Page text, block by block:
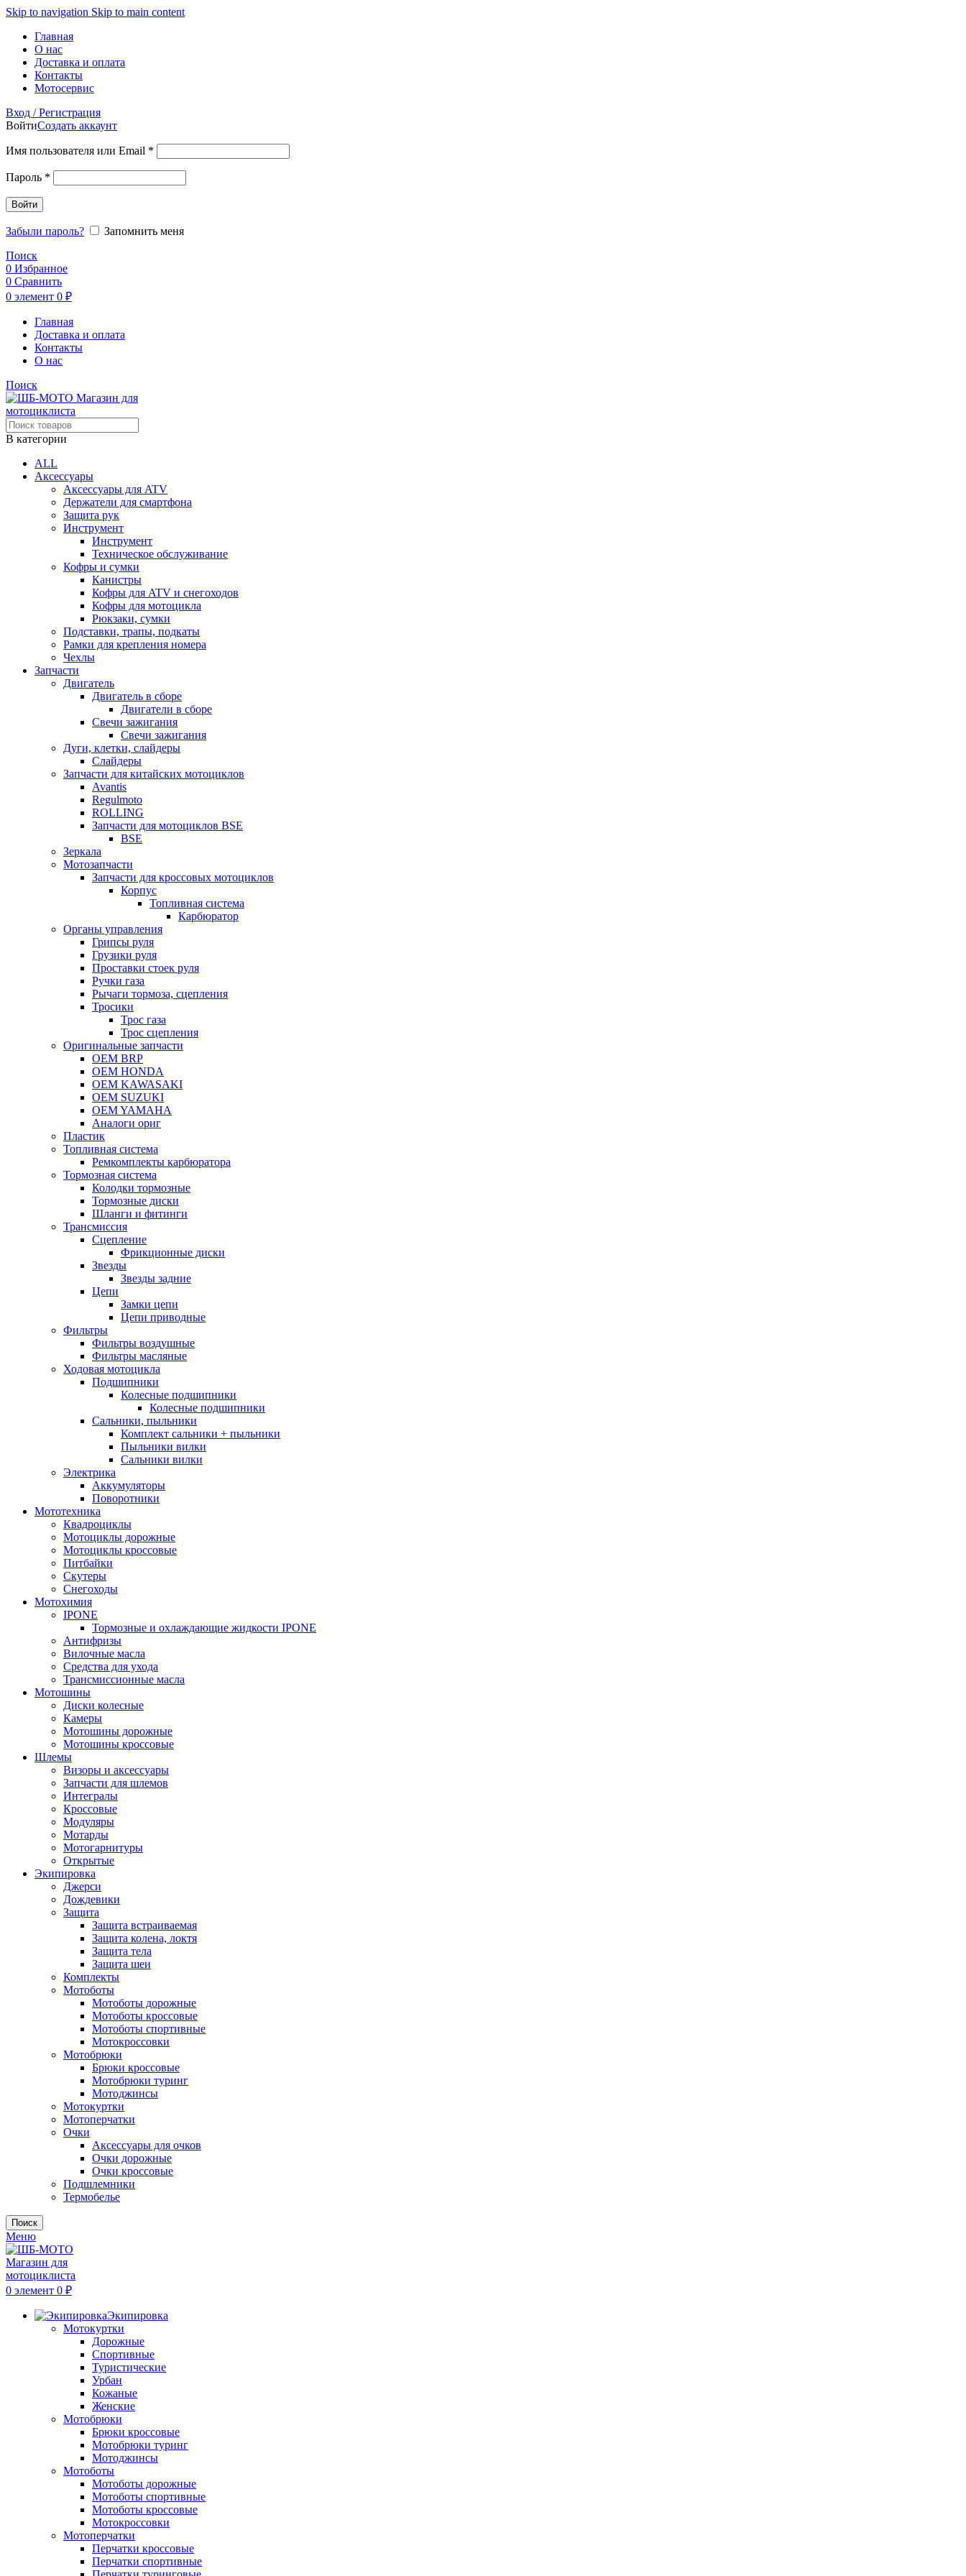
Skip to navigation Skip to main content
Главная
О нас
Доставка и оплата
Контакты
Мотосервис
Вход / Регистрация
ВойтиСоздать аккаунт
Имя пользователя или Email *
Пароль *
Войти
Забыли пароль?
Запомнить меня
Поиск
0 Избранное
0 Сравнить
0 элемент 0 ₽
Главная
Доставка и оплата
Контакты
О нас
Поиск
В категории
ALL
Аксессуары
Аксессуары для ATV
Держатели для смартфона
Защита рук
Инструмент
Инструмент
Техническое обслуживание
Кофры и сумки
Канистры
Кофры для ATV и снегоходов
Кофры для мотоцикла
Рюкзаки, сумки
Подставки, трапы, подкаты
Рамки для крепления номера
Чехлы
Запчасти
Двигатель
Двигатель в сборе
Двигатели в сборе
Свечи зажигания
Свечи зажигания
Дуги, клетки, слайдеры
Слайдеры
Запчасти для китайских мотоциклов
Avantis
Regulmoto
ROLLING
Запчасти для мотоциклов BSE
BSE
Зеркала
Мотозапчасти
Запчасти для кроссовых мотоциклов
Корпус
Топливная система
Карбюратор
Органы управления
Грипсы руля
Грузики руля
Проставки стоек руля
Ручки газа
Рычаги тормоза, сцепления
Тросики
Трос газа
Трос сцепления
Оригинальные запчасти
OEM BRP
OEM HONDA
OEM KAWASAKI
OEM SUZUKI
OEM YAMAHA
Аналоги ориг
Пластик
Топливная система
Ремкомплекты карбюратора
Тормозная система
Колодки тормозные
Тормозные диски
Шланги и фитинги
Трансмиссия
Cцепление
Фрикционные диски
Звезды
Звезды задние
Цепи
Замки цепи
Цепи приводные
Фильтры
Фильтры воздушные
Фильтры масляные
Ходовая мотоцикла
Подшипники
Колесные подшипники
Колесные подшипники
Сальники, пыльники
Комплект сальники + пыльники
Пыльники вилки
Сальники вилки
Электрика
Аккумуляторы
Поворотники
Мототехника
Квадроциклы
Мотоциклы дорожные
Мотоциклы кроссовые
Питбайки
Скутеры
Снегоходы
Мотохимия
IPONE
Тормозные и охлаждающие жидкости IPONE
Антифризы
Вилочные масла
Средства для ухода
Трансмиссионные масла
Мотошины
Диски колесные
Камеры
Мотошины дорожные
Мотошины кроссовые
Шлемы
Визоры и аксессуары
Запчасти для шлемов
Интегралы
Кроссовые
Модуляры
Мотарды
Мотогарнитуры
Открытые
Экипировка
Джерси
Дождевики
Защита
Защита встраиваемая
Защита колена, локтя
Защита тела
Защита шеи
Комплекты
Мотоботы
Мотоботы дорожные
Мотоботы кроссовые
Мотоботы спортивные
Мотокроссовки
Мотобрюки
Брюки кроссовые
Мотобрюки туринг
Мотоджинсы
Мотокуртки
Мотоперчатки
Очки
Аксессуары для очков
Очки дорожные
Очки кроссовые
Подшлемники
Термобелье
Поиск
Меню
0 элемент 0 ₽
Экипировка
Мотокуртки
Дорожные
Спортивные
Туристические
Урбан
Кожаные
Женские
Мотобрюки
Брюки кроссовые
Мотобрюки туринг
Мотоджинсы
Мотоботы
Мотоботы дорожные
Мотоботы спортивные
Мотоботы кроссовые
Мотокроссовки
Мотоперчатки
Перчатки кроссовые
Перчатки спортивные